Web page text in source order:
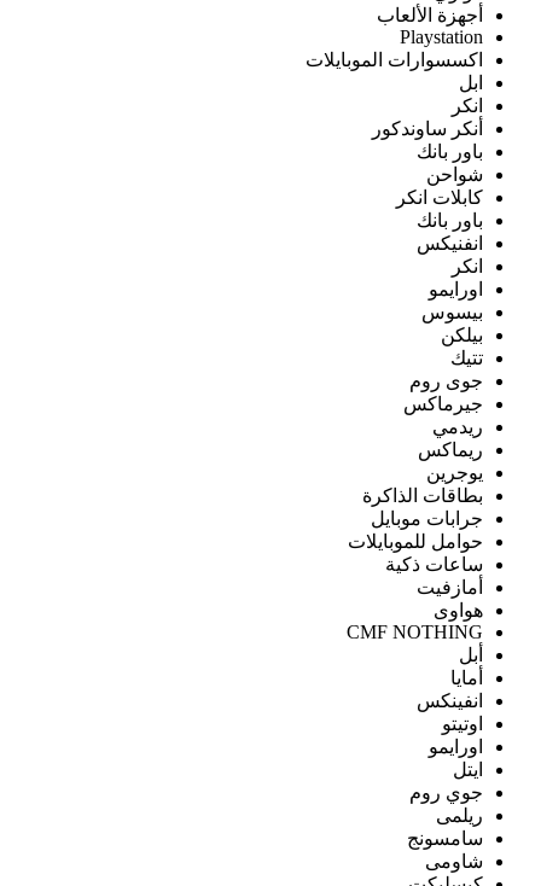
أجهزة الألعاب
Playstation
اكسسوارات الموبايلات
ابل
انكر
أنكر ساوندكور
باور بانك
شواحن
كابلات انكر
باور بانك
انفنيكس
انكر
اورايمو
بيسوس
بيلكن
تتيك
جوى روم
جيرماكس
ريدمي
ريماكس
يوجرين
بطاقات الذاكرة
جرابات موبايل
حوامل للموبايلات
ساعات ذكية
أمازفيت
هواوى
CMF NOTHING
أبل
أمايا
انفينكس
اوتيتو
اورايمو
ايتل
جوي روم
ريلمى
سامسونج
شاومى